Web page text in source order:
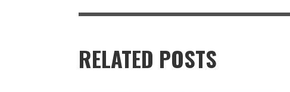
RELATED POSTS